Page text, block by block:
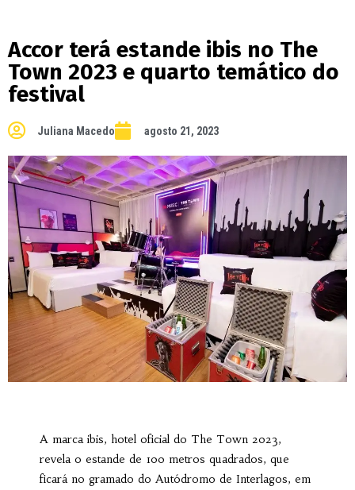
Accor terá estande ibis no The
Town 2023 e quarto temático do
festival
Juliana Macedo agosto 21, 2023
A marca ibis, hotel oficial do The Town 2023,
revela o estande de 100 metros quadrados, que
ficará no gramado do Autódromo de Interlagos, em